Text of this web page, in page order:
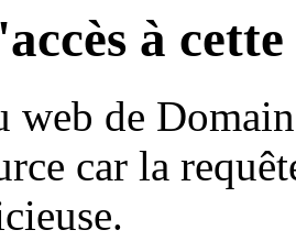
à
web de
car la